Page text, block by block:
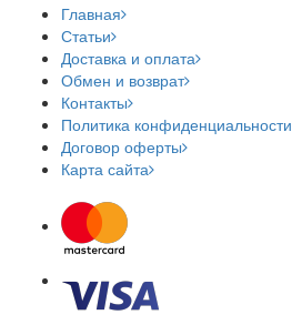
Главная
Статьи
Доставка и оплата
Обмен и возврат
Контакты
Политика конфиденциальности
Договор оферты
Карта сайта